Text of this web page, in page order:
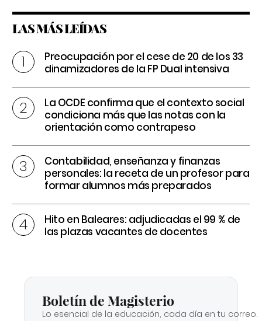
LAS MÁS LEÍDAS
Preocupación por el cese de 20 de los 33
dinamizadores de la FP Dual intensiva
La OCDE confirma que el contexto social
condiciona más que las notas con la
orientación como contrapeso
Contabilidad, enseñanza y finanzas
personales: la receta de un profesor para
formar alumnos más preparados
Hito en Baleares: adjudicadas el 99 % de
las plazas vacantes de docentes
Boletín de Magisterio
Lo esencial de la educación, cada día en tu correo.